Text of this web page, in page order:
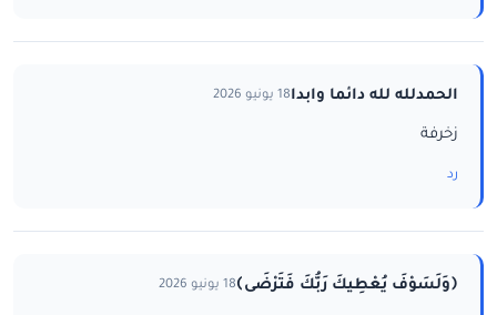
الحمدلله لله دائما وابدا18 يونيو 2026
زخرفة
رد
﴿وَلَسَوْفَ يُعْطِيكَ رَبُّكَ فَتَرْضَى﴾18 يونيو 2026